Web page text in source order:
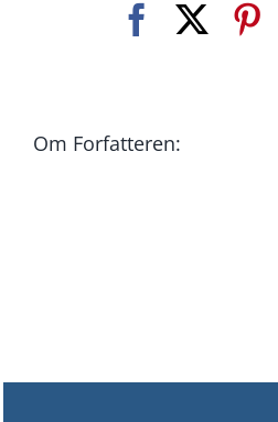
Facebook
Om Forfatteren: